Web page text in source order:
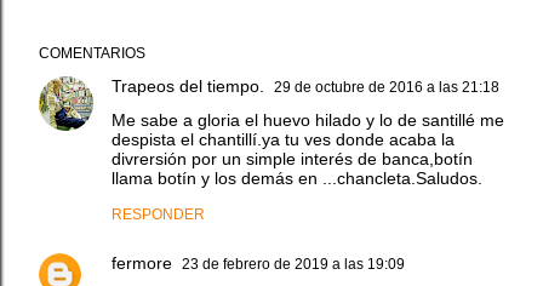
COMENTARIOS
Trapeos del tiempo. 29 de octubre de 2016 a las 21:18
Me sabe a gloria el huevo hilado y lo de santillé me
despista el chantillí.ya tu ves donde acaba la
divrersión por un simple interés de banca,botín
llama botín y los demás en ...chancleta.Saludos.
RESPONDER
fermore 23 de febrero de 2019 a las 19:09